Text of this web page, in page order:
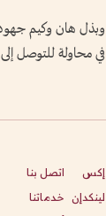
وبذل هان وكيم
في محاولة للتوصل
إكس
لينكدإن
اتصل بنا
خدماتنا